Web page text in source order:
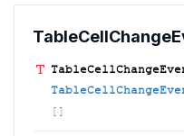
TableCellChange
TableCellChange
[]